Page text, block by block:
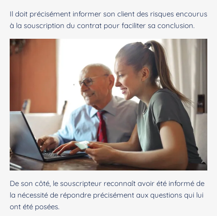
Il doit précisément informer son client des risques encourus
à la souscription du contrat pour faciliter sa conclusion.
De son côté, le souscripteur reconnaît avoir été informé de
la nécessité de répondre précisément aux questions qui lui
ont été posées.